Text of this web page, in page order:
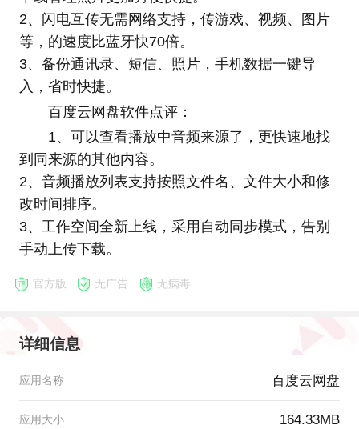
2、闪电互传无需网络支持，传游戏、视频、图片
等，的速度比蓝牙快70倍。
3、备份通讯录、短信、照片，手机数据一键导
入，省时快捷。
百度云网盘软件点评：
1、可以查看播放中音频来源了，更快速地找
到同来源的其他内容。
2、音频播放列表支持按照文件名、文件大小和修
改时间排序。
3、工作空间全新上线，采用自动同步模式，告别
手动上传下载。
官方版 无广告 无病毒
详细信息
应用名称 百度云网盘
应用大小 164.33MB